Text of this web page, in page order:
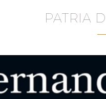
PATRIA